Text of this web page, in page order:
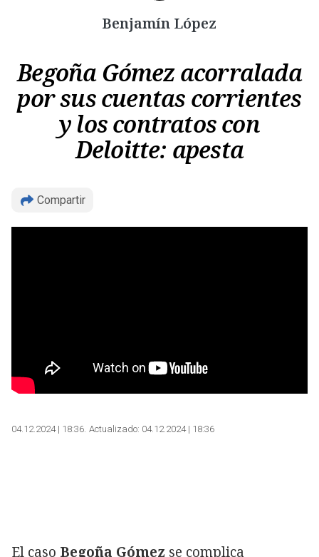
Benjamín López
Begoña Gómez acorralada
por sus cuentas corrientes
y los contratos con
Deloitte: apesta
Compartir
04.12.2024 | 18:36 Actualizado: 04.12.2024 | 18:36
El caso Begoña Gómez se complica